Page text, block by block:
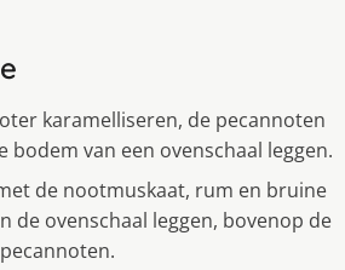
karamelliseren, de pecannoten
bodem van een ovenschaal leggen.
de nootmuskaat, rum en bruine
de ovenschaal leggen, bovenop de